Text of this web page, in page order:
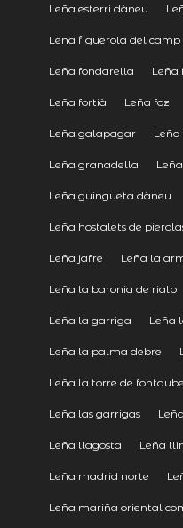
Leña esterri dàneu
Leña figuerola del camp
Leña fondarella Leña
Leña fortià Leña foz
Leña galapagar
Leña granadella
Leña guingueta dàneu
Leña hostalets de
Leña jafre Leña la
Leña la baronia de rialb
Leña la garriga Leña
Leña la palma debre
Leña la torre de
Leña las garrigas
Leña llagosta Leña
Leña madrid norte
Leña mariña oriental